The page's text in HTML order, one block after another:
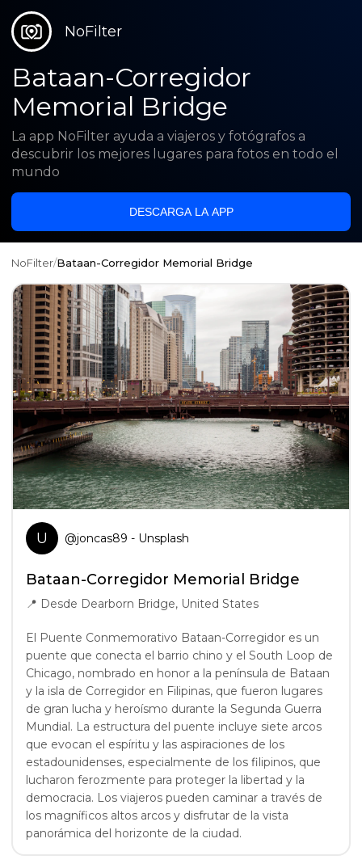
NoFilter
Bataan-Corregidor
Memorial Bridge
La app NoFilter ayuda a viajeros y fotógrafos a
descubrir los mejores lugares para fotos en todo el
mundo
DESCARGA LA APP
NoFilter/Bataan-Corregidor Memorial Bridge
U @joncas89 - Unsplash
Bataan-Corregidor Memorial Bridge
📍 Desde Dearborn Bridge, United States
El Puente Conmemorativo Bataan-Corregidor es un
puente que conecta el barrio chino y el South Loop de
Chicago, nombrado en honor a la península de Bataan
y la isla de Corregidor en Filipinas, que fueron lugares
de gran lucha y heroísmo durante la Segunda Guerra
Mundial. La estructura del puente incluye siete arcos
que evocan el espíritu y las aspiraciones de los
estadounidenses, especialmente de los filipinos, que
lucharon ferozmente para proteger la libertad y la
democracia. Los viajeros pueden caminar a través de
los magníficos altos arcos y disfrutar de la vista
panorámica del horizonte de la ciudad.